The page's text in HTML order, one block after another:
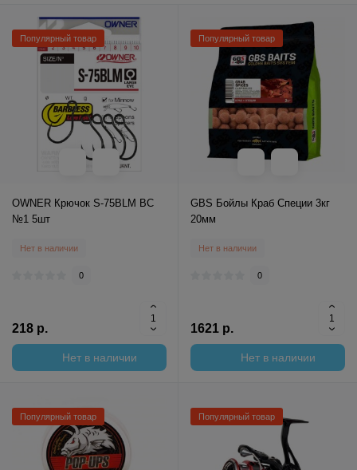
Популярный товар
OWNER Крючок S-75BLM BC
№1 5шт
Нет в наличии
0
218 р.
Нет в наличии
Популярный товар
GBS Бойлы Краб Специи 3кг
20мм
Нет в наличии
0
1621 р.
Нет в наличии
Популярный товар Популярный товар